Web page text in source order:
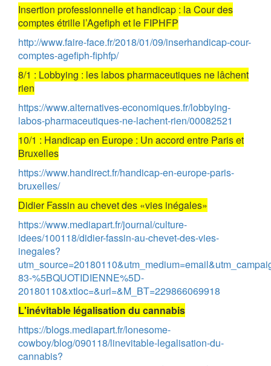
Insertion professionnelle et handicap : la Cour des
comptes étrille l’Agefiph et le FIPHFP
http://www.faire-face.fr/2018/01/09/inserhandicap-cour-
comptes-agefiph-fiphfp/
8/1 : Lobbying : les labos pharmaceutiques ne lâchent
rien
https://www.alternatives-economiques.fr/lobbying-
labos-pharmaceutiques-ne-lachent-rien/00082521
10/1 : Handicap en Europe : Un accord entre Paris et
Bruxelles
https://www.handirect.fr/handicap-en-europe-paris-
bruxelles/
Didier Fassin au chevet des «vies inégales»
https://www.mediapart.fr/journal/culture-
idees/100118/didier-fassin-au-chevet-des-vies-
inegales?
83-%5BQUOTIDIENNE%5D-
20180110&xtloc=&url=&M_BT=229866069918
L'inévitable légalisation du cannabis
https://blogs.mediapart.fr/lonesome-
cowboy/blog/090118/linevitable-legalisation-du-
cannabis?